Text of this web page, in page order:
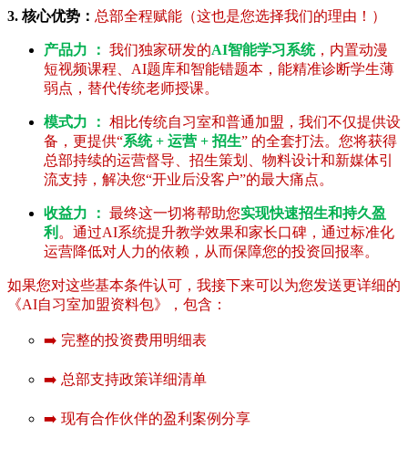
3. 核心优势： 总部全程赋能（这也是您选择我们的理由！）
产品力 ： 我们独家研发的AI智能学习系统，内置动漫
短视频课程、AI题库和智能错题本，能精准诊断学生薄
弱点，替代传统老师授课。
模式力 ： 相比传统自习室和普通加盟，我们不仅提供设
备，更提供“系统 + 运营 + 招生” 的全套打法。您将获得
总部持续的运营督导、招生策划、物料设计和新媒体引
流支持，解决您“开业后没客户”的最大痛点。
收益力 ： 最终这一切将帮助您实现快速招生和持久盈
利 。通过AI系统提升教学效果和家长口碑，通过标准化
运营降低对人力的依赖，从而保障您的投资回报率。
如果您对这些基本条件认可，我接下来可以为您发送更详细的
《AI自习室加盟资料包》，包含：
➡️ 完整的投资费用明细表
➡️ 总部支持政策详细清单
➡️ 现有合作伙伴的盈利案例分享